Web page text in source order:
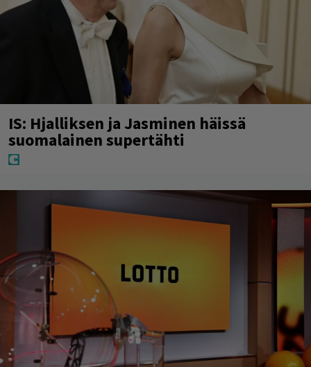
IS: Hjalliksen ja Jasminen häissä
suomalainen supertähti